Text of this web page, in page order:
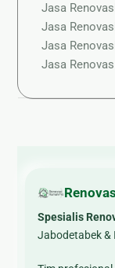
Jasa
Jasa
Jasa
Jasa
Spesialis
Jabodetabek &